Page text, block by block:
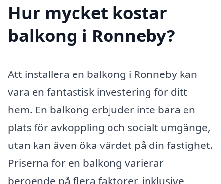
Hur mycket kostar
balkong i Ronneby?
Att installera en balkong i Ronneby kan
vara en fantastisk investering för ditt
hem. En balkong erbjuder inte bara en
plats för avkoppling och socialt umgänge,
utan kan även öka värdet på din fastighet.
Priserna för en balkong varierar
beroende på flera faktorer, inklusive